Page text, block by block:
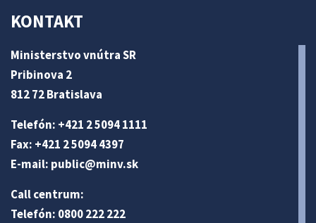
KONTAKT
Ministerstvo vnútra SR
Pribinova 2
812 72 Bratislava
Telefón: +421 2 5094 1111
Fax: +421 2 5094 4397
E-mail: public@minv.sk
Call centrum:
Telefón: 0800 222 222